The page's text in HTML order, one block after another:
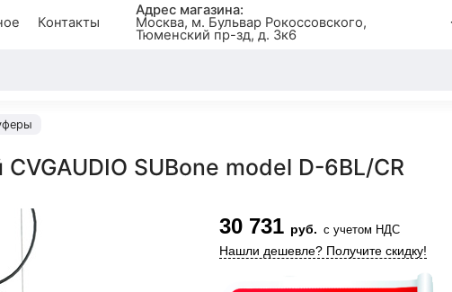
Контакты
Адрес магазина:
Москва, м. Бульвар Рокоссовского,
Тюменский пр-зд, д. 3к6
SUBone model D-6BL/CR
30 731 руб. с учетом НДС
Нашли дешевле? Получите скидку!